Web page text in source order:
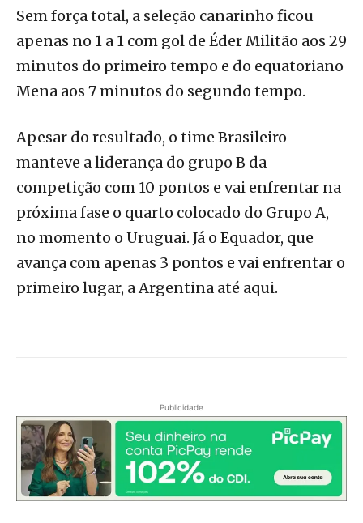
Sem força total, a seleção canarinho ficou
apenas no 1 a 1 com gol de Éder Militão aos 29
minutos do primeiro tempo e do equatoriano
Mena aos 7 minutos do segundo tempo.
Apesar do resultado, o time Brasileiro
manteve a liderança do grupo B da
competição com 10 pontos e vai enfrentar na
próxima fase o quarto colocado do Grupo A,
no momento o Uruguai. Já o Equador, que
avança com apenas 3 pontos e vai enfrentar o
primeiro lugar, a Argentina até aqui.
Publicidade